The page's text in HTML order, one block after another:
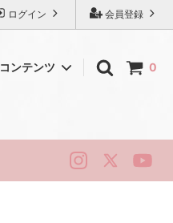
会員登録
ログイン
0
コンテンツ